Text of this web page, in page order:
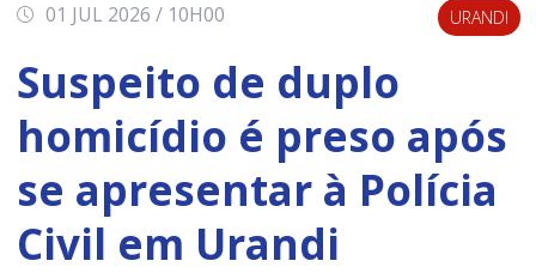
01 JUL 2026 / 10H00 URANDI
Suspeito de duplo
homicídio é preso após
se apresentar à Polícia
Civil em Urandi